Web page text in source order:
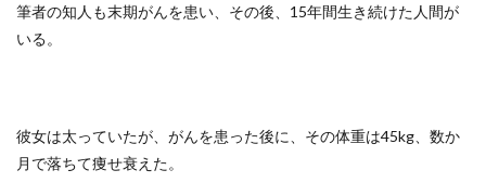
筆者の知人も末期がんを患い、その後、15年間生き続けた人間が
いる。
彼女は太っていたが、がんを患った後に、その体重は45kg、数か
月で落ちて痩せ衰えた。